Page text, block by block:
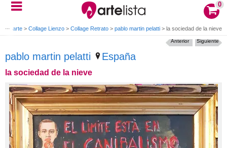
0
de arte > Collage Lienzo > Collage Retrato > pablo martin pelatti > la sociedad de la nieve
pablo martin pelatti España
la sociedad de la nieve
Siguiente
Anterior